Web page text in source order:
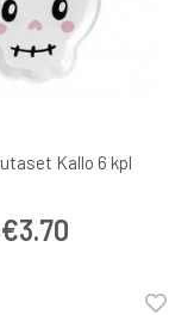
Kallo 6 kpl
€3.70